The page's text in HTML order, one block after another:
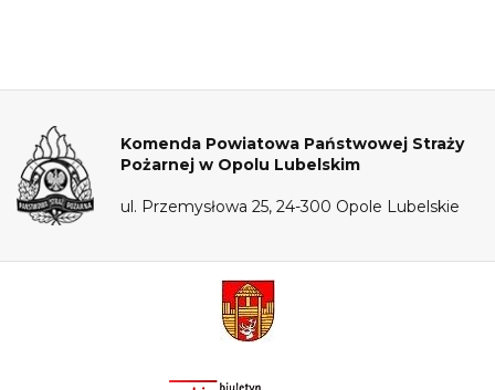
Komenda Powiatowa Państwowej Straży
Pożarnej w Opolu Lubelskim
ul. Przemysłowa 25, 24-300 Opole Lubelskie